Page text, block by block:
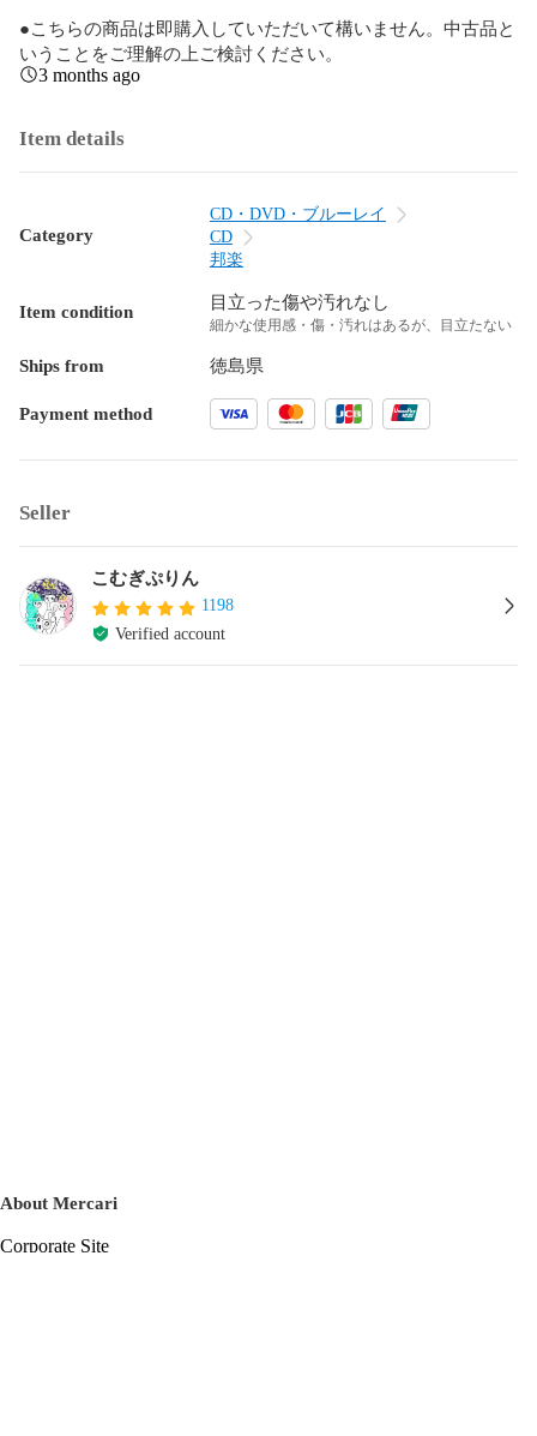
●こちらの商品は即購入していただいて構いません。中古品と
いうことをご理解の上ご検討ください。
3 months ago
Item details
Category
CD・DVD・ブルーレイ
CD
邦楽
Item condition 目立った傷や汚れなし
細かな使用感・傷・汚れはあるが、目立たない
Ships from 徳島県
Payment method
Seller
こむぎぷりん
1198
Verified account
About Mercari
Corporate Site